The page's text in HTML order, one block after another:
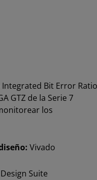
Integrated Bit Error
GTZ de la Serie 7
los
Vivado
Suite